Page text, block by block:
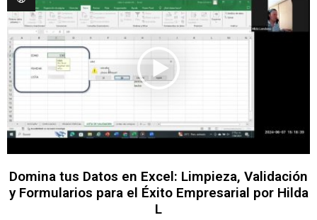
Domina tus Datos en Excel: Limpieza, Validación
y Formularios para el Éxito Empresarial por Hilda
L